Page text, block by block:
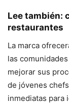
Lee también:
restaurantes
La marca
las
mejorar sus
de jóvenes
inmediatas para